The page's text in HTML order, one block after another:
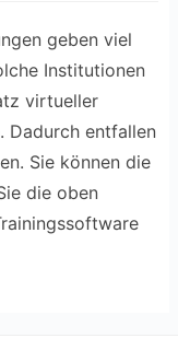
geben viel
Institutionen
virtueller
Dadurch entfallen
Sie können die
die oben